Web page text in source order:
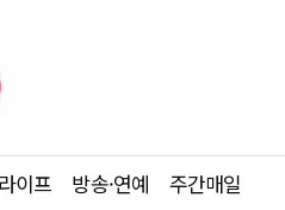
라이프 방송·연예 주간매일